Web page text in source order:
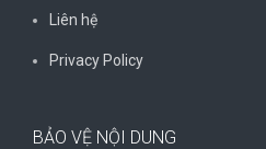
Liên hệ
Privacy Policy
BẢO VỆ NỘI DUNG